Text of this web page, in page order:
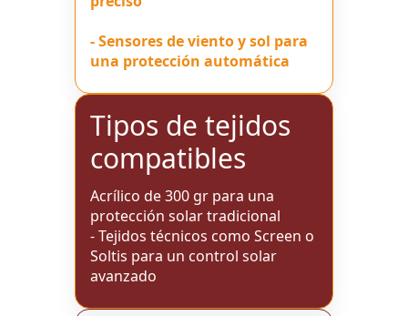
- Sensores de viento y sol para
una protección automática
Tipos de tejidos
compatibles
Acrílico de 300 gr para una
protección solar tradicional
- Tejidos técnicos como Screen o
Soltis para un control solar
avanzado